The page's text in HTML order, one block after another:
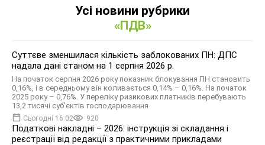
Усі новини рубрики
«ПДВ»
Суттєве зменшилася кількість заблокованих ПН: ДПС
надала дані станом на 1 серпня 2026 р.
На початок серпня 2026 року показник блокування ПН становить
0,16%, і в середньому він коливається 0,14% – 0,16%. На початок
2025 року – 0,76%. У переліку ризикових платників перебувають
13,2 тисячі суб’єктів господарювання
Сьогодні 16:02 920
Податкові накладні – 2026: інструкція зі складання і
реєстрації від редакції з практичними прикладами